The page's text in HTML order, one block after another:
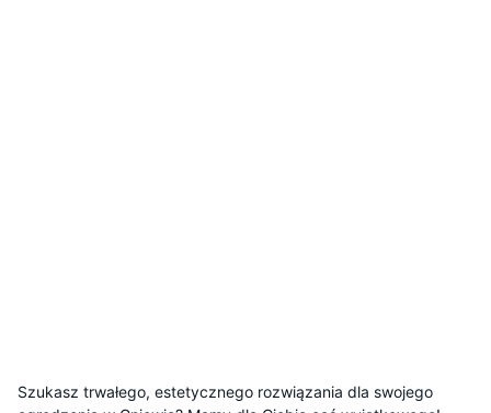
Szukasz trwałego, estetycznego rozwiązania dla swojego